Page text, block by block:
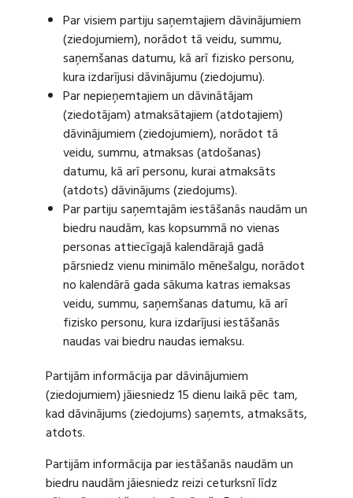
Par visiem partiju saņemtajiem dāvinājumiem
(ziedojumiem), norādot tā veidu, summu,
saņemšanas datumu, kā arī fizisko personu,
kura izdarījusi dāvinājumu (ziedojumu).
Par nepieņemtajiem un dāvinātājam
(ziedotājam) atmaksātajiem (atdotajiem)
dāvinājumiem (ziedojumiem), norādot tā
veidu, summu, atmaksas (atdošanas)
datumu, kā arī personu, kurai atmaksāts
(atdots) dāvinājums (ziedojums).
Par partiju saņemtajām iestāšanās naudām un
biedru naudām, kas kopsummā no vienas
personas attiecīgajā kalendārajā gadā
pārsniedz vienu minimālo mēnešalgu, norādot
no kalendārā gada sākuma katras iemaksas
veidu, summu, saņemšanas datumu, kā arī
fizisko personu, kura izdarījusi iestāšanās
naudas vai biedru naudas iemaksu.
Partijām informācija par dāvinājumiem
(ziedojumiem) jāiesniedz 15 dienu laikā pēc tam,
kad dāvinājums (ziedojums) saņemts, atmaksāts,
atdots.
Partijām informācija par iestāšanās naudām un
biedru naudām jāiesniedz reizi ceturksnī līdz